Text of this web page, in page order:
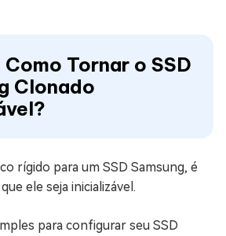
Tornar o SSD
Clonado
rígido para um SSD Samsung, é
ele seja inicializável.
para configurar seu SSD